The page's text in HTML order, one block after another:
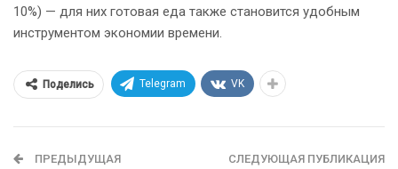
10%) — для них готовая еда также становится удобным
инструментом экономии времени.
Поделись Telegram VK
ПРЕДЫДУЩАЯ
СЛЕДУЮЩАЯ ПУБЛИКАЦИЯ